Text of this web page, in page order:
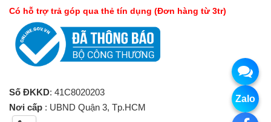
Có hỗ trợ trả góp qua thẻ tín dụng (Đơn hàng từ 3tr)
Số ĐKKD: 41C8020203
Nơi cấp : UBND Quận 3, Tp.HCM
Zalo